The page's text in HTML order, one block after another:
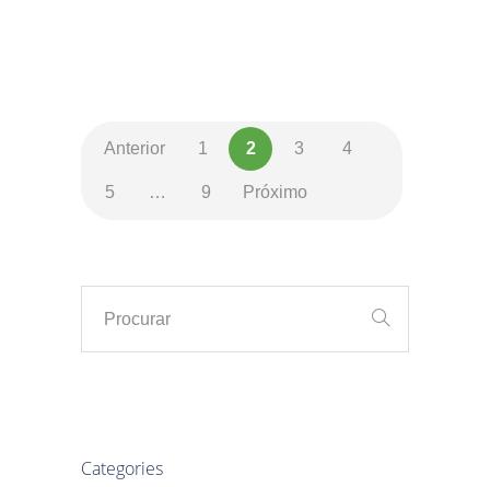
Anterior 1 2 3 4
5 … 9 Próximo
Categories